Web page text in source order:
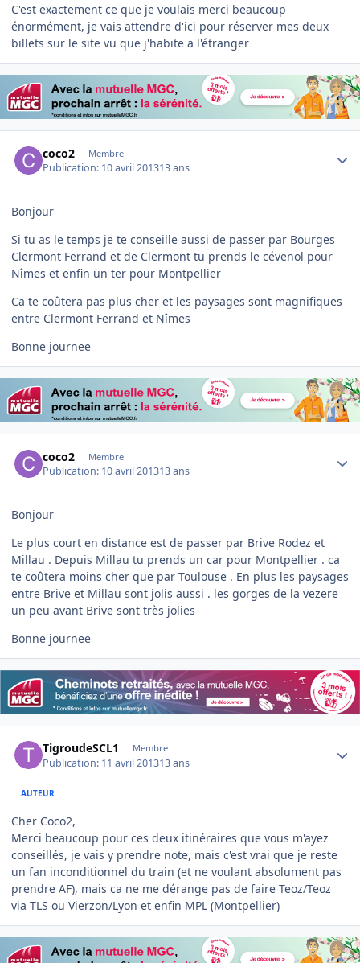
C'est exactement ce que je voulais merci beaucoup
énormément, je vais attendre d'ici pour réserver mes deux
billets sur le site vu que j'habite a l'étranger
coco2 Membre
Publication: 10 avril 201313 ans
Bonjour
Si tu as le temps je te conseille aussi de passer par Bourges
Clermont Ferrand et de Clermont tu prends le cévenol pour
Nîmes et enfin un ter pour Montpellier
Ca te coûtera pas plus cher et les paysages sont magnifiques
entre Clermont Ferrand et Nîmes
Bonne journee
coco2 Membre
Publication: 10 avril 201313 ans
Bonjour
Le plus court en distance est de passer par Brive Rodez et
Millau . Depuis Millau tu prends un car pour Montpellier . ca
te coûtera moins cher que par Toulouse . En plus les paysages
entre Brive et Millau sont jolis aussi . les gorges de la vezere
un peu avant Brive sont très jolies
Bonne journee
TigroudeSCL1 Membre
Publication: 11 avril 201313 ans
AUTEUR
Cher Coco2,
Merci beaucoup pour ces deux itinéraires que vous m'ayez
conseillés, je vais y prendre note, mais c'est vrai que je reste
un fan inconditionnel du train (et ne voulant absolument pas
prendre AF), mais ca ne me dérange pas de faire Teoz/Teoz
via TLS ou Vierzon/Lyon et enfin MPL (Montpellier)